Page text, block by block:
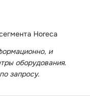
Horeca
и
оборудования.
запросу.